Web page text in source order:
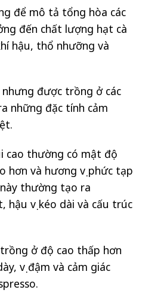
để mô tả tổng hòa các
đến chất lượng hạt cà
hậu, thổ nhưỡng và
được trồng ở các
những đặc tính cảm
cao thường có mật độ
hơn và hương vị phức tạp
thường tạo ra
hậu vị kéo dài và cấu trúc
ở độ cao thấp hơn
vị đậm và cảm giác